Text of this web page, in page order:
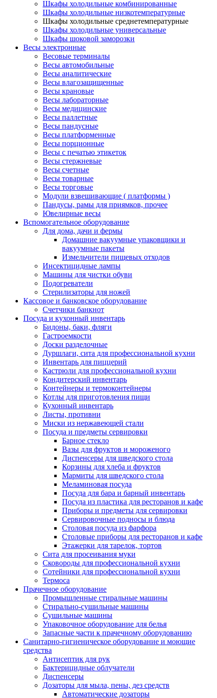
Шкафы холодильные комбинированные
Шкафы холодильные низкотемпературные
Шкафы холодильные среднетемпературные
Шкафы холодильные универсальные
Шкафы шоковой заморозки
Весы электронные
Весовые терминалы
Весы автомобильные
Весы аналитические
Весы влагозащищенные
Весы крановые
Весы лабораторные
Весы медицинские
Весы паллетные
Весы пандусные
Весы платформенные
Весы порционные
Весы с печатью этикеток
Весы стержневые
Весы счетные
Весы товарные
Весы торговые
Модули взвешивающие ( платформы )
Пандусы, рамы для приямков, прочее
Ювелирные весы
Вспомогательное оборудование
Для дома, дачи и фермы
Домашние вакуумные упаковщики и
вакуумные пакеты
Измельчители пищевых отходов
Инсектицидные лампы
Машины для чистки обуви
Подогреватели
Стерилизаторы для ножей
Кассовое и банковское оборудование
Счетчики банкнот
Посуда и кухонный инвентарь
Бидоны, баки, фляги
Гастроемкости
Доски разделочные
Дуршлаги, сита для профессиональной кухни
Инвентарь для пиццерий
Кастрюли для профессиональной кухни
Кондитерский инвентарь
Контейнеры и термоконтейнеры
Котлы для приготовления пищи
Кухонный инвентарь
Листы, противни
Миски из нержавеющей стали
Посуда и предметы сервировки
Барное стекло
Вазы для фруктов и мороженого
Диспенсеры для шведского стола
Корзины для хлеба и фруктов
Мармиты для шведского стола
Меламиновая посуда
Посуда для бара и барный инвентарь
Посуда из пластика для ресторанов и кафе
Приборы и предметы для сервировки
Сервировочные подносы и блюда
Столовая посуда из фарфора
Столовые приборы для ресторанов и кафе
Этажерки для тарелок, тортов
Сита для просеивания муки
Сковороды для профессиональной кухни
Сотейники для профессиональной кухни
Термоса
Прачечное оборудование
Промышленные стиральные машины
Стирально-сушильные машины
Сушильные машины
Упаковочное оборудование для белья
Запасные части к прачечному оборудованию
Санитарно-гигиеническое оборудование и моющие
средства
Антисептик для рук
Бактерицидные облучатели
Диспенсеры
Дозаторы для мыла, пены, дез средств
Автоматические дозаторы